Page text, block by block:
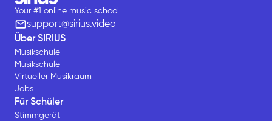
Your #1 online music school
support@sirius.video
Über SIRIUS
Musikschule
Musikschule
Virtueller Musikraum
Jobs
Für Schüler
Stimmgerät